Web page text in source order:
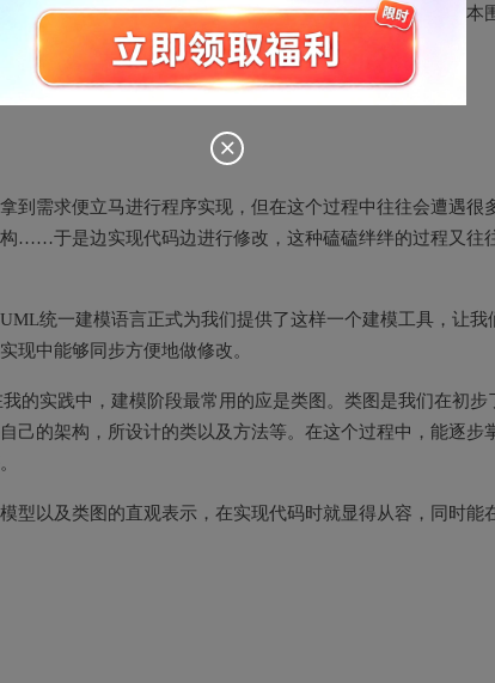
自行设计架构的单元。因此在本单元我的收获也颇丰，基本
到需求便立马进行程序实现，但在这个过程中往往会遭遇很
……于是边实现代码边进行修改，这种磕磕绊绊的过程又往
统一建模语言正式为我们提供了这样一个建模工具，让我
现中能够同步方便地做修改。
的实践中，建模阶段最常用的应是类图。类图是我们在初步
己的架构，所设计的类以及方法等。在这个过程中，能逐步
型以及类图的直观表示，在实现代码时就显得从容，同时能